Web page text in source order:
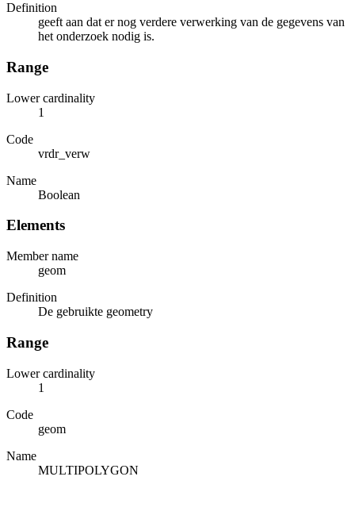
Definition
geeft aan dat er nog verdere verwerking van de gegevens van
het onderzoek nodig is.
Range
Lower cardinality
1
Code
vrdr_verw
Name
Boolean
Elements
Member name
geom
Definition
De gebruikte geometry
Range
Lower cardinality
1
Code
geom
Name
MULTIPOLYGON